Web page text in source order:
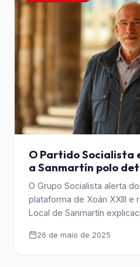
O Partido Socialista
a Sanmartín polo
plataforma do
XXIII
O Grupo Socialista alerta
plataforma de Xoán XXIII e
Local de Sanmartín
26 de maio de 2025